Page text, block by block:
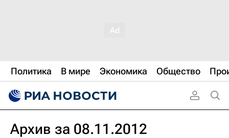
Политика В мире Экономика Общество
Архив за 08.11.2012